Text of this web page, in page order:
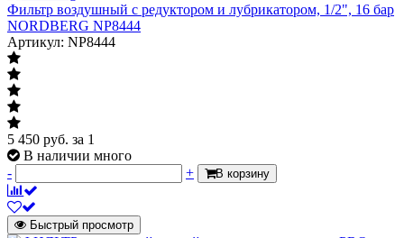
Фильтр воздушный с редуктором и лубрикатором, 1/2", 16 бар
NORDBERG NP8444
Артикул: NP8444
5 450 руб. за 1
В наличии много
-
+ В корзину
Быстрый просмотр